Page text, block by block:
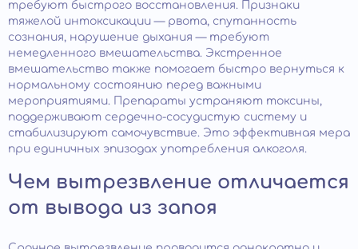
требуют быстрого восстановления. Признаки
тяжелой интоксикации — рвота, спутанность
сознания, нарушение дыхания — требуют
немедленного вмешательства. Экстренное
вмешательство также помогает быстро вернуться к
нормальному состоянию перед важными
мероприятиями. Препараты устраняют токсины,
поддерживают сердечно-сосудистую систему и
стабилизируют самочувствие. Это эффективная мера
при единичных эпизодах употребления алкоголя.
Чем вытрезвление отличается
от вывода из запоя